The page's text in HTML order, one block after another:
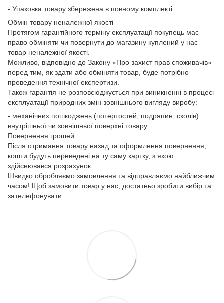
- Упаковка товару збережена в повному комплекті.
Обмін товару неналежної якості
Протягом гарантійного терміну експлуатації покупець має
право обміняти чи повернути до магазину куплений у нас
товар неналежної якості.
Можливо, відповідно до Закону «Про захист прав споживачів»
перед тим, як здати або обміняти товар, буде потрібно
проведення технічної експертизи.
Також гарантія не розповсюджується при виникненні в процесі
експлуатації природних змін зовнішнього вигляду виробу:
- механічних пошкоджень (потертостей, подряпин, сколів)
внутрішньої чи зовнішньої поверхні товару.
Повернення грошей
Після отримання товару назад та оформлення повернення,
кошти будуть переведені на ту саму картку, з якою
здійснювався розрахунок.
Швидко обробляємо замовлення та відправляємо найближчим
часом! Щоб замовити товар у нас, достатньо зробити вибір та
зателефонувати